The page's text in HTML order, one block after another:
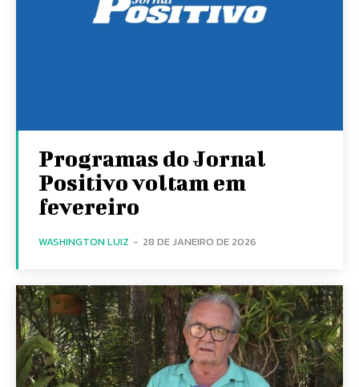
Programas do Jornal
Positivo voltam em
fevereiro
WASHINGTON LUIZ - 28 DE JANEIRO DE 2026